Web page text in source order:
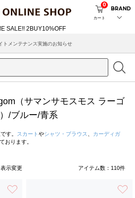
カート
0
BRAND
の配送遅延・停止について
（サマンサモスモス ラーゴ
/ブルー/青系
す。 スカート やシャツ・ブラウス
カーディガ
おります。
表示変更 アイテム数： 110件